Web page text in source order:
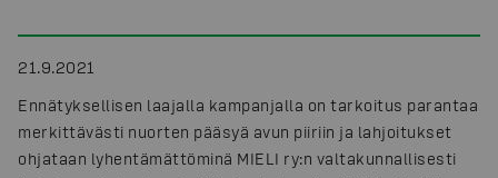
21.9.2021
Ennätyksellisen laajalla kampanjalla on tarkoitus parantaa
merkittävästi nuorten pääsyä avun piiriin ja lahjoitukset
ohjataan lyhentämättöminä MIELI ry:n valtakunnallisesti